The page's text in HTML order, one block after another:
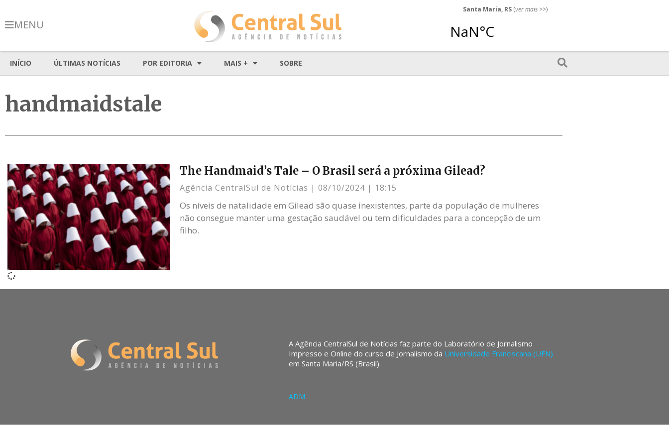
MENU
Santa Maria, RS (ver mais >>)
INÍCIO ÚLTIMAS NOTÍCIAS POR EDITORIA MAIS + SOBRE
handmaidstale
The Handmaid’s Tale – O Brasil será a próxima Gilead?
Agência CentralSul de Notícias 08/10/2024 18:15
Os níveis de natalidade em Gilead são quase inexistentes, parte da população de mulheres
não consegue manter uma gestação saudável ou tem dificuldades para a concepção de um
filho.
A Agência CentralSul de Notícias faz parte do Laboratório de Jornalismo
Impresso e Online do curso de Jornalismo da Universidade Franciscana (UFN)
em Santa Maria/RS (Brasil).
ADM